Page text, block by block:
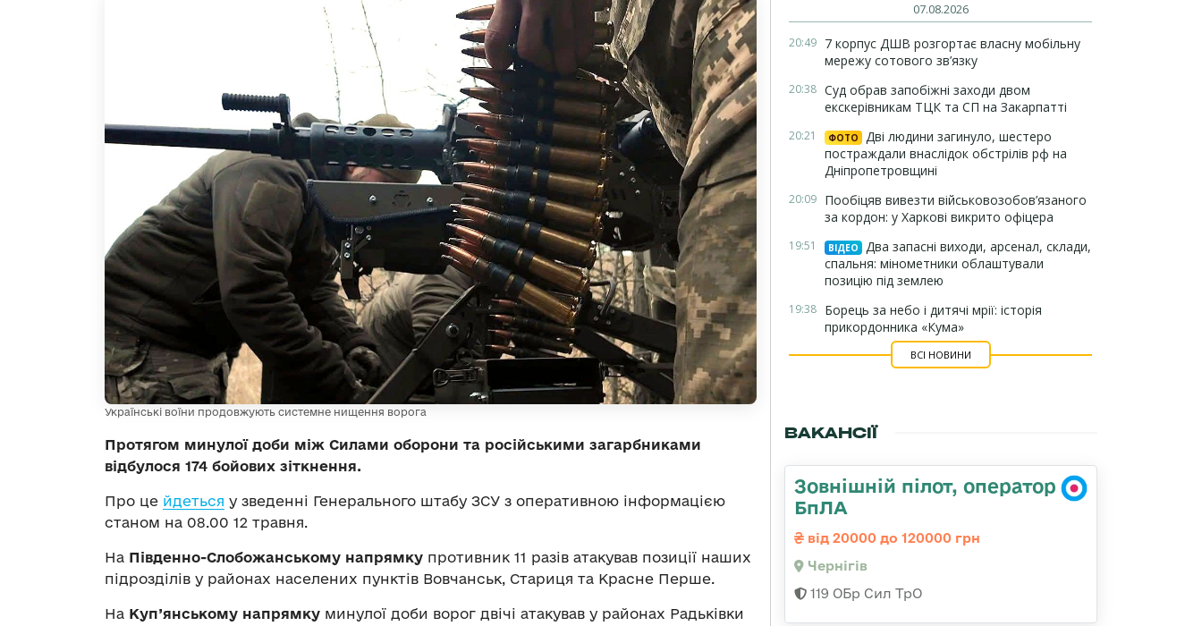
Українські воїни продовжують системне нищення ворога
Протягом минулої доби між Силами оборони та російськими загарбниками
відбулося 174 бойових зіткнення.
Про це йдеться у зведенні Генерального штабу ЗСУ з оперативною інформацією
станом на 08.00 12 травня.
На Південно-Слобожанському напрямку противник 11 разів атакував позиції наших
підрозділів у районах населених пунктів Вовчанськ, Стариця та Красне Перше.
На Куп’янському напрямку минулої доби ворог двічі атакував у районах Радьківки
07.08.2026
20:49 7 корпус ДШВ розгортає власну мобільну
мережу сотового зв’язку
20:38 Суд обрав запобіжні заходи двом
екскерівникам ТЦК та СП на Закарпатті
20:21 ФОТО
Дві людини загинуло, шестеро
постраждали внаслідок обстрілів рф на
Дніпропетровщині
20:09 Пообіцяв вивезти військовозобов’язаного
за кордон: у Харкові викрито офіцера
19:51 ВІДЕО
Два запасні виходи, арсенал, склади,
спальня: мінометники облаштували
позицію під землею
19:38 Борець за небо і дитячі мрії: історія
прикордонника «Кума»
ВСІ НОВИНИ
ВАКАНСІЇ
Зовнішній пілот, оператор
БпЛА
від 20000 до 120000 грн
Чернігів
119 ОБр Сил ТрО